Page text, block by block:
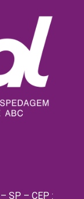
SP – CEP :